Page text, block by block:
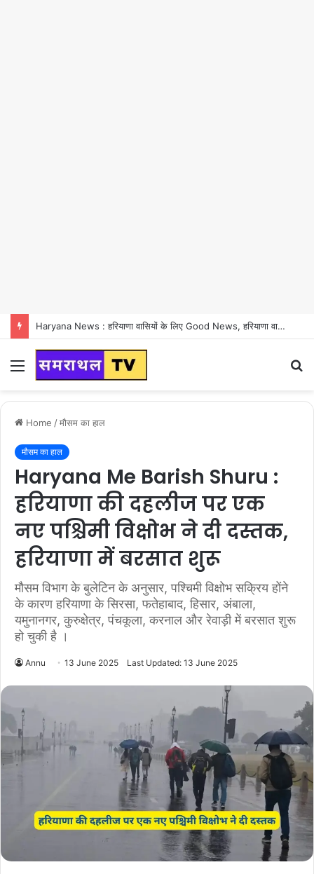
Haryana News : हरियाणा वासियों के लिए Good News, हरियाणा वासियों का गुरुग्राम में अपना घर लेने का सपना होगा साकार
Menu
Home /मौसम का हाल
मौसम का हाल
Haryana Me Barish Shuru :
हरियाणा की दहलीज पर एक
नए पश्चिमी विक्षोभ ने दी दस्तक,
हरियाणा में बरसात शुरू
मौसम विभाग के बुलेटिन के अनुसार, पश्चिमी विक्षोभ सक्रिय होंने
के कारण हरियाणा के सिरसा, फतेहाबाद, हिसार, अंबाला,
यमुनानगर, कुरुक्षेत्र, पंचकूला, करनाल और रेवाड़ी में बरसात शुरू
हो चुकी है ।
Annu 13 June 2025 Last Updated: 13 June 2025